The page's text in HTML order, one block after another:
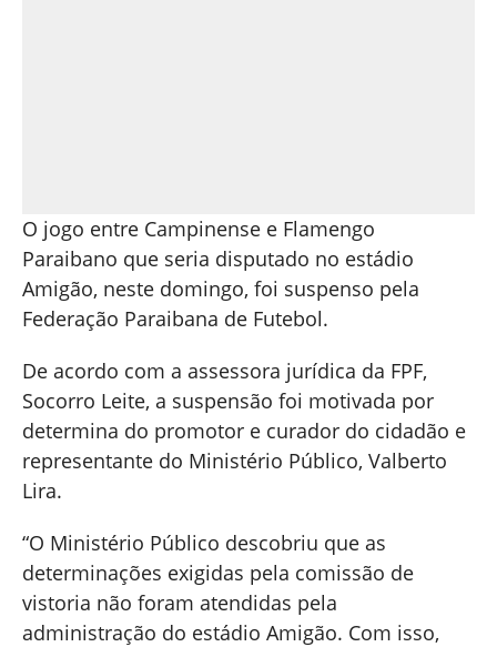
O jogo entre Campinense e Flamengo
Paraibano que seria disputado no estádio
Amigão, neste domingo, foi suspenso pela
Federação Paraibana de Futebol.
De acordo com a assessora jurídica da FPF,
Socorro Leite, a suspensão foi motivada por
determina do promotor e curador do cidadão e
representante do Ministério Público, Valberto
Lira.
“O Ministério Público descobriu que as
determinações exigidas pela comissão de
vistoria não foram atendidas pela
administração do estádio Amigão. Com isso,